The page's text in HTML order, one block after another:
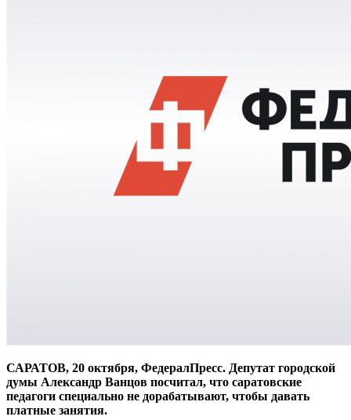
САРАТОВ, 20 октября, ФедералПресс. Депутат городской
думы Александр Ванцов посчитал, что саратовские
педагоги специально не дорабатывают, чтобы давать
платные занятия.